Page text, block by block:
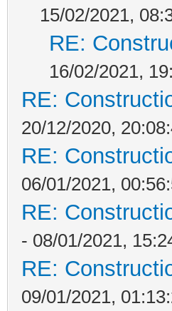
15/02/2021,
RE:
16/02/2021,
RE:
20/12/2020,
RE:
06/01/2021,
RE:
- 08/01/2021,
RE:
09/01/2021,